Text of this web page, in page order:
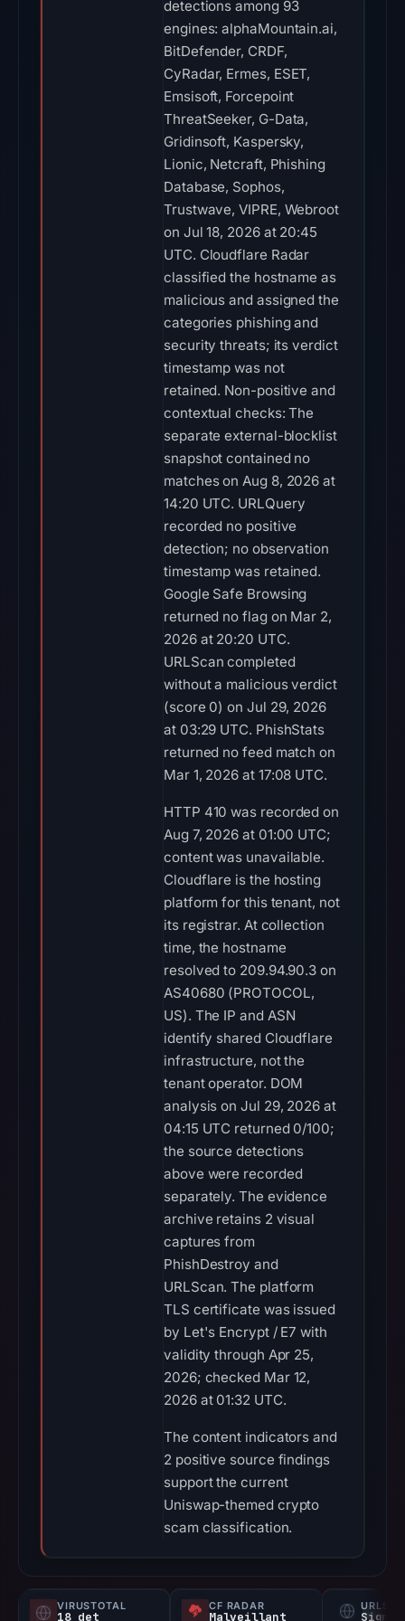
detections among 93
engines: alphaMountain.ai,
BitDefender, CRDF,
CyRadar, Ermes, ESET,
Emsisoft, Forcepoint
ThreatSeeker, G-Data,
Gridinsoft, Kaspersky,
Lionic, Netcraft, Phishing
Database, Sophos,
Trustwave, VIPRE, Webroot
on Jul 18, 2026 at 20:45
UTC. Cloudflare Radar
classified the hostname as
malicious and assigned the
categories phishing and
security threats; its verdict
timestamp was not
retained. Non-positive and
contextual checks: The
separate external-blocklist
snapshot contained no
matches on Aug 8, 2026 at
14:20 UTC. URLQuery
recorded no positive
detection; no observation
timestamp was retained.
Google Safe Browsing
returned no flag on Mar 2,
2026 at 20:20 UTC.
URLScan completed
without a malicious verdict
(score 0) on Jul 29, 2026
at 03:29 UTC. PhishStats
returned no feed match on
Mar 1, 2026 at 17:08 UTC.
HTTP 410 was recorded on
Aug 7, 2026 at 01:00 UTC;
content was unavailable.
Cloudflare is the hosting
platform for this tenant, not
its registrar. At collection
time, the hostname
resolved to 209.94.90.3 on
AS40680 (PROTOCOL,
US). The IP and ASN
identify shared Cloudflare
infrastructure, not the
tenant operator. DOM
analysis on Jul 29, 2026 at
04:15 UTC returned 0/100;
the source detections
above were recorded
separately. The evidence
archive retains 2 visual
captures from
PhishDestroy and
URLScan. The platform
TLS certificate was issued
by Let's Encrypt / E7 with
validity through Apr 25,
2026; checked Mar 12,
2026 at 01:32 UTC.
The content indicators and
2 positive source findings
support the current
Uniswap-themed crypto
scam classification.
VIRUSTOTAL
18 det
CF RADAR
Malveillant